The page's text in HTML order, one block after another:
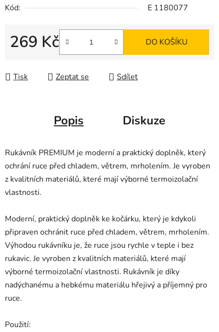
Kód:
E 1180077
269 Kč DO KOŠÍKU
Tisk Zeptat se Sdílet
Popis Diskuze
Rukávník PREMIUM je moderní a praktický doplněk, který
ochrání ruce před chladem, větrem, mrholením. Je vyroben
z kvalitních materiálů, které mají výborné termoizolační
vlastnosti.
Moderní, praktický doplněk ke kočárku, který je kdykoli
připraven ochránit ruce před chladem, větrem, mrholením.
Výhodou rukávníku je, že ruce jsou rychle v teple i bez
rukavic. Je vyroben z kvalitních materiálů, které mají
výborné termoizolační vlastnosti. Rukávník je díky
nadýchanému a hebkému materiálu hřejivý a příjemný pro
ruce.
Použití: